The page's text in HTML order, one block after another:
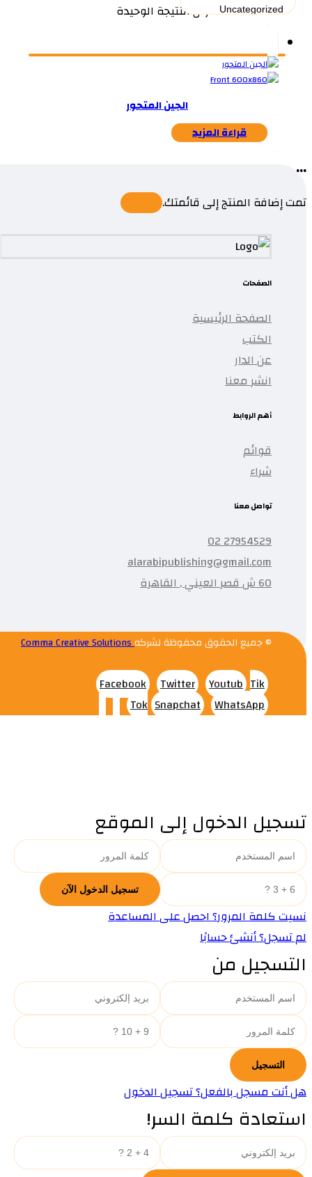
عرض النتيجة الوحيدة
الجين المتحور
قراءة المزيد
...
تمت إضافة المنتج إلى قائمتك.
الصفحات
الصفحة الرئيسية
الكتب
عن الدار
انشر معنا
أهم الروابط
قوائم
شراء
تواصل معنا
27954529 02
alarabipublishing@gmail.com
60 ش قصر العيني , القاهرة
© جميع الحقوق محفوظة لشركهComma Creative Solutions
Facebook Twitter Youtub Tik
Tok Snapchat WhatsApp
تسجيل الدخول إلى الموقع
نسيت كلمة المرور؟ احصل على المساعدة
لم تسجل؟ أنشئ حسابًا
التسجيل من
هل أنت مسجل بالفعل؟ تسجيل الدخول
استعادة كلمة السر!